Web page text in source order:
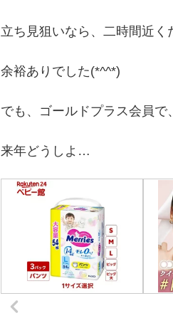
立ち見狙いなら、二時間近く
余裕ありでした(*^^*)
でも、ゴールドプラス会員
来年どうしよ…